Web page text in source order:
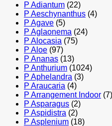
P Adiantum (22)
P Aeschynanthus (4)
P Agave (5)
P Aglaonema (24)
P Alocasia (75)
P Aloe (97)
P Ananas (13)
P Anthurium (1024)
P Aphelandra (3)
P Araucaria (4)
P Arrangement Indoor (7)
P Asparagus (2)
P Aspidistra (2)
P Asplenium (18)